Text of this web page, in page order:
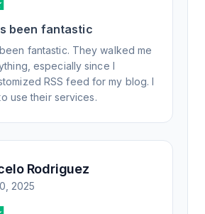
been fantastic
fantastic. They walked me
especially since I
RSS feed for my blog. I
use their services.
Rodriguez
2025